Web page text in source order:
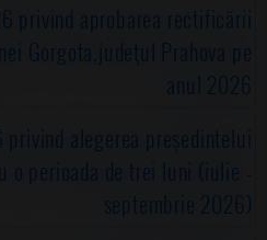
privind aprobarea rectificării
Gorgota,judeţul Prahova pe
anul 2026
alegerea preşedintelui
o perioada de trei luni (iulie -
septembrie 2026)